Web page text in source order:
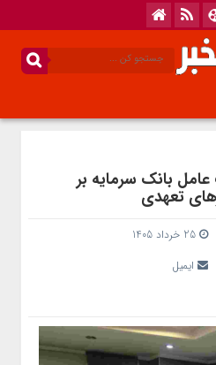
بانک سرمایه بر
تعهدی
25 خرداد 1405
ایمیل